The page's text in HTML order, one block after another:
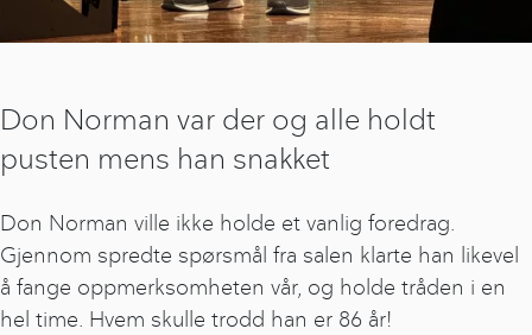
Don Norman var der og alle holdt
pusten mens han snakket
Don Norman ville ikke holde et vanlig foredrag.
Gjennom spredte spørsmål fra salen klarte han likevel
å fange oppmerksomheten vår, og holde tråden i en
hel time. Hvem skulle trodd han er 86 år!